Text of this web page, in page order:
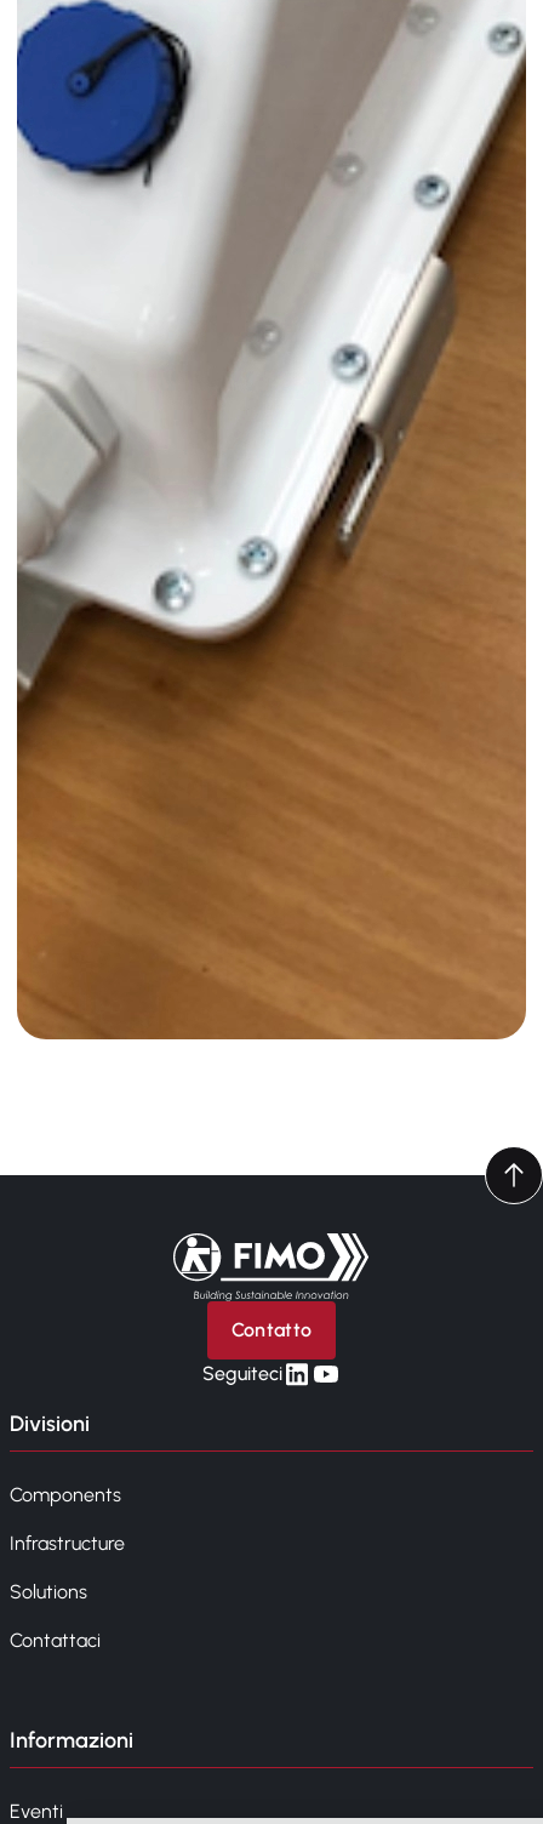
Torna alla pagina iniziale
Contatto
Seguitecilinkedin
yt
Divisioni
Components
Infrastructure
Solutions
Contattaci
Informazioni
Eventi